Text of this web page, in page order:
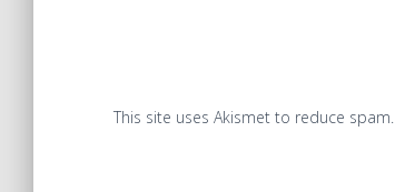
This site uses Akismet to reduce spam.